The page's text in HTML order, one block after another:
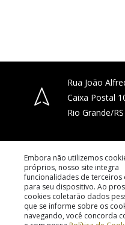
Rua João
Caixa Postal
Rio Grande/RS
© 2026
Embora não utilizemos
próprios, nosso site integra
funcionalidades de
para seu dispositivo. Ao
cookies coletarão dados
que se informe sobre os
navegando, você concorda